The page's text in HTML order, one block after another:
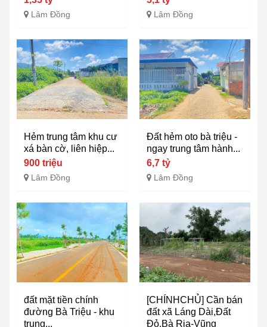
Lâm Đồng Lâm Đồng
Hẻm trung tâm khu cư
xá bàn cờ, liên hiệp...
900 triệu
Lâm Đồng
Đất hẻm oto bà triệu -
ngay trung tâm hành...
6,7 tỷ
Lâm Đồng
đất mặt tiền chính
đường Bà Triệu - khu
trung...
[CHÍNHCHỦ] Cần bán
đất xã Láng Dài,Đất
Đỏ,Bà Rịa-Vũng